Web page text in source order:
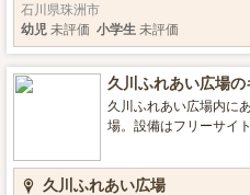
違った趣を見せてくれます。 ■営業期間／営業
日～8月31日 8時30分～17時 ■設備 デイキャ
フリーサイトエリア,直火,駐車場,
辺,釣りができる,星空がきれい ■環境・サー
タル,予約必要
石川県珠洲市
幼児 未評価 小学生 未評価
久川ふれあい広場
久川ふれあい広場内に
場。設備はフリーサイ
て、静かな場所でアウトド
／営業時間 ５月１日～１０月
久川ふれあい広場